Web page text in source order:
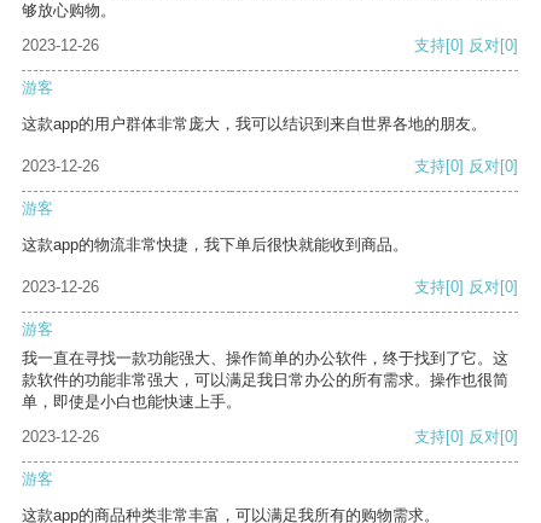
够放心购物。
2023-12-26
支持[0] 反对[0]
游客
这款app的用户群体非常庞大，我可以结识到来自世界各地的朋友。
2023-12-26 支持[0] 反对[0]
游客
这款app的物流非常快捷，我下单后很快就能收到商品。
2023-12-26 支持[0] 反对[0]
游客
我一直在寻找一款功能强大、操作简单的办公软件，终于找到了它。这
款软件的功能非常强大，可以满足我日常办公的所有需求。操作也很简
单，即使是小白也能快速上手。
2023-12-26
支持[0] 反对[0]
游客
这款app的商品种类非常丰富，可以满足我所有的购物需求。